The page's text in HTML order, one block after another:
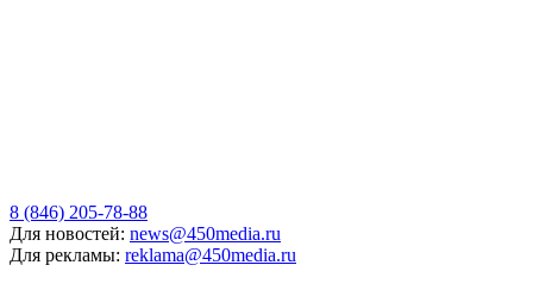
8 (846) 205-78-88
Для новостей: news@450media.ru
Для рекламы: reklama@450media.ru